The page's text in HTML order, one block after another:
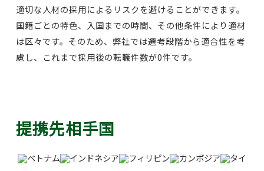
適切な人材の採用によるリスクを避けることができます。
国籍ごとの特色、入国までの時間、その他条件により適材
は区々です。そのため、弊社では選考段階から適合性を考
慮し、これまで採用後の転職件数が0件です。
提携先相手国